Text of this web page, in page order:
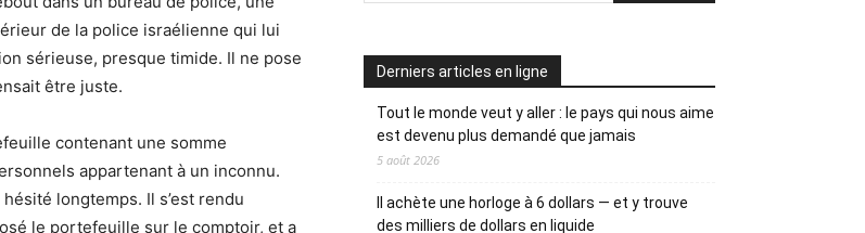
de la police israélienne qui lui
sérieuse, presque timide. Il ne pose
être juste.
contenant une somme
appartenant à un inconnu.
longtemps. Il s’est rendu
le portefeuille sur le comptoir, et a
Derniers articles en ligne
Tout le monde veut y aller : le pays qui nous aime
est devenu plus demandé que jamais
5 août 2026
Il achète une horloge à 6 dollars — et y trouve
des milliers de dollars en liquide